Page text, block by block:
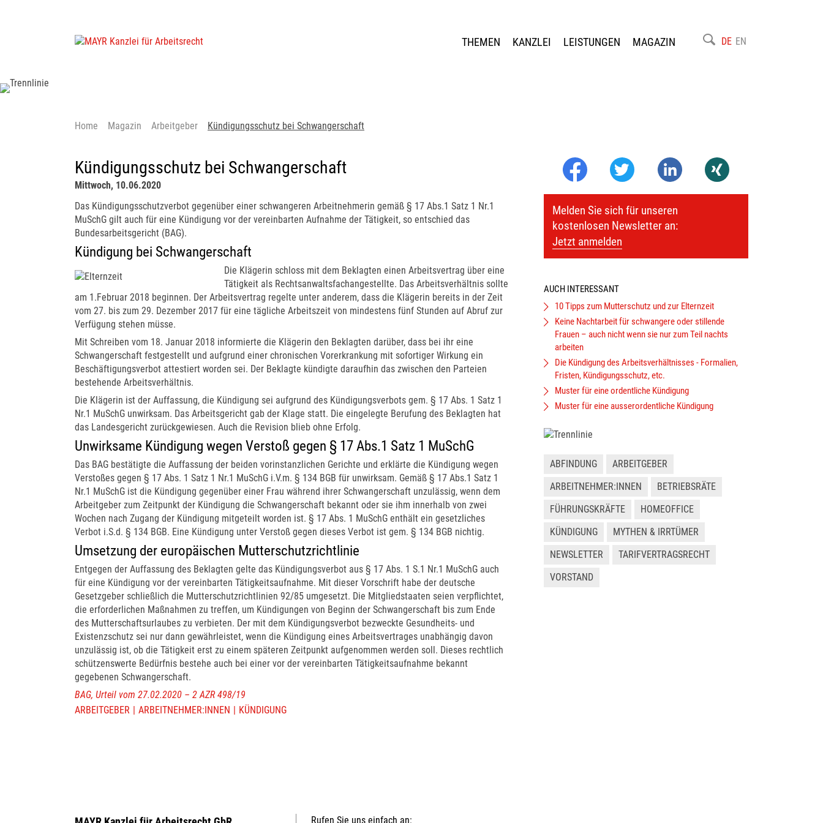
THEMEN KANZLEI LEISTUNGEN MAGAZIN DE EN
Home Magazin Arbeitgeber Kündigungsschutz bei Schwangerschaft
Kündigungsschutz bei Schwangerschaft
Mittwoch, 10.06.2020
Das Kündigungsschutzverbot gegenüber einer schwangeren Arbeitnehmerin gemäß § 17 Abs.1 Satz 1 Nr.1
MuSchG gilt auch für eine Kündigung vor der vereinbarten Aufnahme der Tätigkeit, so entschied das
Bundesarbeitsgericht (BAG).
Kündigung bei Schwangerschaft
Die Klägerin schloss mit dem Beklagten einen Arbeitsvertrag über eine
Tätigkeit als Rechtsanwaltsfachangestellte. Das Arbeitsverhältnis sollte
am 1.Februar 2018 beginnen. Der Arbeitsvertrag regelte unter anderem, dass die Klägerin bereits in der Zeit
vom 27. bis zum 29. Dezember 2017 für eine tägliche Arbeitszeit von mindestens fünf Stunden auf Abruf zur
Verfügung stehen müsse.
Mit Schreiben vom 18. Januar 2018 informierte die Klägerin den Beklagten darüber, dass bei ihr eine
Schwangerschaft festgestellt und aufgrund einer chronischen Vorerkrankung mit sofortiger Wirkung ein
Beschäftigungsverbot attestiert worden sei. Der Beklagte kündigte daraufhin das zwischen den Parteien
bestehende Arbeitsverhältnis.
Die Klägerin ist der Auffassung, die Kündigung sei aufgrund des Kündigungsverbots gem. § 17 Abs. 1 Satz 1
Nr.1 MuSchG unwirksam. Das Arbeitsgericht gab der Klage statt. Die eingelegte Berufung des Beklagten hat
das Landesgericht zurückgewiesen. Auch die Revision blieb ohne Erfolg.
Unwirksame Kündigung wegen Verstoß gegen § 17 Abs.1 Satz 1 MuSchG
Das BAG bestätigte die Auffassung der beiden vorinstanzlichen Gerichte und erklärte die Kündigung wegen
Verstoßes gegen § 17 Abs. 1 Satz 1 Nr.1 MuSchG i.V.m. § 134 BGB für unwirksam. Gemäß § 17 Abs.1 Satz 1
Nr.1 MuSchG ist die Kündigung gegenüber einer Frau während ihrer Schwangerschaft unzulässig, wenn dem
Arbeitgeber zum Zeitpunkt der Kündigung die Schwangerschaft bekannt oder sie ihm innerhalb von zwei
Wochen nach Zugang der Kündigung mitgeteilt worden ist. § 17 Abs. 1 MuSchG enthält ein gesetzliches
Verbot i.S.d. § 134 BGB. Eine Kündigung unter Verstoß gegen dieses Verbot ist gem. § 134 BGB nichtig.
Umsetzung der europäischen Mutterschutzrichtlinie
Entgegen der Auffassung des Beklagten gelte das Kündigungsverbot aus § 17 Abs. 1 S.1 Nr.1 MuSchG auch
für eine Kündigung vor der vereinbarten Tätigkeitsaufnahme. Mit dieser Vorschrift habe der deutsche
Gesetzgeber schließlich die Mutterschutzrichtlinien 92/85 umgesetzt. Die Mitgliedstaaten seien verpflichtet,
die erforderlichen Maßnahmen zu treffen, um Kündigungen von Beginn der Schwangerschaft bis zum Ende
des Mutterschaftsurlaubes zu verbieten. Der mit dem Kündigungsverbot bezweckte Gesundheits- und
Existenzschutz sei nur dann gewährleistet, wenn die Kündigung eines Arbeitsvertrages unabhängig davon
unzulässig ist, ob die Tätigkeit erst zu einem späteren Zeitpunkt aufgenommen werden soll. Dieses rechtlich
schützenswerte Bedürfnis bestehe auch bei einer vor der vereinbarten Tätigkeitsaufnahme bekannt
gegebenen Schwangerschaft.
BAG, Urteil vom 27.02.2020 – 2 AZR 498/19
ARBEITGEBER
ARBEITNEHMER:INNEN KÜNDIGUNG
Melden Sie sich für unseren
kostenlosen Newsletter an:
Jetzt anmelden
AUCH INTERESSANT
10 Tipps zum Mutterschutz und zur Elternzeit
Keine Nachtarbeit für schwangere oder stillende
Frauen – auch nicht wenn sie nur zum Teil nachts
arbeiten
Die Kündigung des Arbeitsverhältnisses - Formalien,
Fristen, Kündigungsschutz, etc.
Muster für eine ordentliche Kündigung
Muster für eine ausserordentliche Kündigung
ABFINDUNG
ARBEITGEBER
ARBEITNEHMER:INNEN
BETRIEBSRÄTE
FÜHRUNGSKRÄFTE
HOMEOFFICE
KÜNDIGUNG
MYTHEN & IRRTÜMER
NEWSLETTER
TARIFVERTRAGSRECHT
VORSTAND
Rufen Sie uns einfach an: